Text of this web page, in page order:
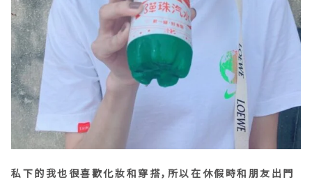
私下的我也很喜歡化妝和穿搭，所以在休假時和朋友出門